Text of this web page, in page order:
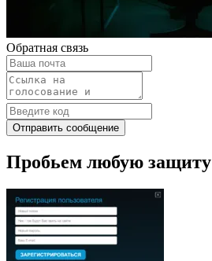
Обратная связь
Отправить сообщение
Пробьем любую защиту